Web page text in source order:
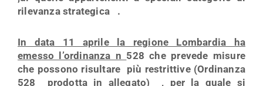
rilevanza strategica .
In data 11 aprilela regione Lombardia ha
emesso l’ordinanza n 528 che prevede misure
che possono risultare più restrittive (Ordinanza
528 prodotta in allegato) , per la quale si